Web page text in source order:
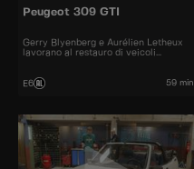
Peugeot 309 GTI
Gerry Blyenberg e Aurélien Letheux
lavorano al restauro di veicoli
E6 59 min